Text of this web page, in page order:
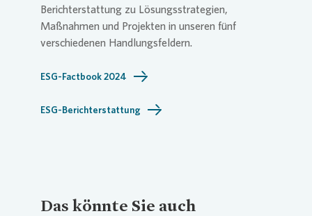
Berichterstattung zu Lösungsstrategien,
Maßnahmen und Projekten in unseren fünf
verschiedenen Handlungsfeldern.
ESG-Factbook 2024
ESG-Berichterstattung
Das könnte Sie auch